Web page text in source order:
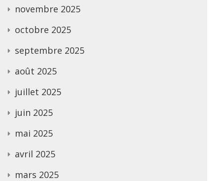
novembre 2025
octobre 2025
septembre 2025
août 2025
juillet 2025
juin 2025
mai 2025
avril 2025
mars 2025